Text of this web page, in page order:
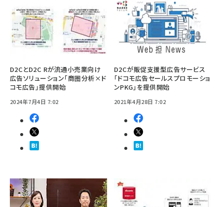
D2CとD2C Rが流通小売業向け
広告ソリューション「商圏分析×ド
コモ広告」提供開始
2024年7月4日 7:02
D2Cが販促支援型広告サービス
「ドコモ広告セールスプロモーショ
ンPKG」を提供開始
2021年4月28日 7:02